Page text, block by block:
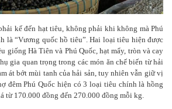
kế đến hạt tiêu, không phải khi không mà Phú
là “Vương quốc hồ tiêu”. Hai loại tiêu hiện được
giống Hà Tiên và Phú Quốc, hạt mẩy, tròn và cay
gia quan trọng trong các món ăn chế biến từ hải
át bớt mùi tanh của hải sản, tuy nhiên vẫn giữ vị
đêm Phú Quốc hiện có 3 loại tiêu chính là hồng
từ 170.000 đồng đến 270.000 đồng mỗi kg.